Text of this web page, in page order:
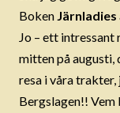
Boken Järnladies
Jo – ett intressant
mitten på augusti,
resa i våra trakter,
Bergslagen!! Vem